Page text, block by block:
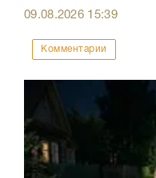
09.08.2026 15:39
Комментарии